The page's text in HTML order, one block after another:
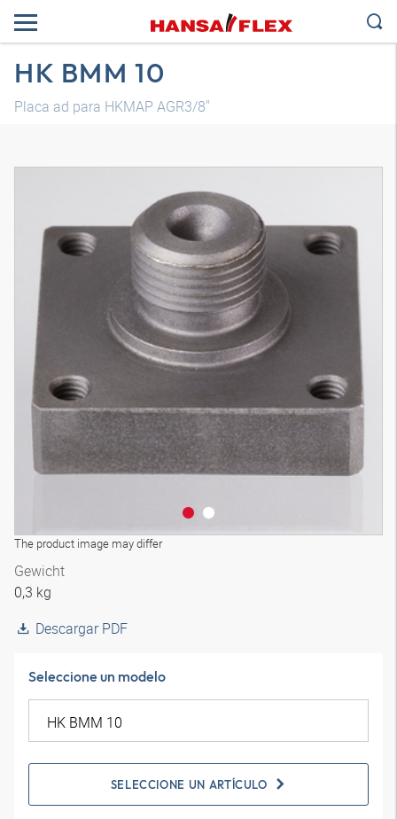
HK BMM 10
Placa ad para HKMAP AGR3/8"
The product image may differ
Gewicht
0,3 kg
Descargar PDF
Seleccione un modelo
SELECCIONE UN ARTÍCULO